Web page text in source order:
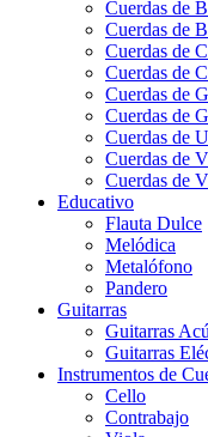
Cuerdas de
Cuerdas de
Cuerdas de
Cuerdas de
Cuerdas de
Cuerdas de
Cuerdas de
Cuerdas de
Cuerdas de
Educativo
Flauta Dulce
Melódica
Metalófono
Pandero
Guitarras
Guitarras
Guitarras
Instrumentos de
Cello
Contrabajo